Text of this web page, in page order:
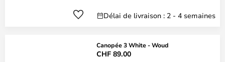
Délai de livraison : 2 - 4 semaines
Canopée 3 White - Woud
CHF 89.00